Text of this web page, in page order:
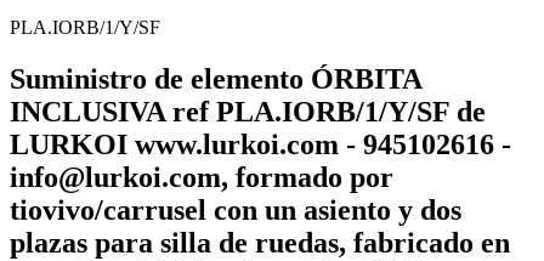
PLA.IORB/1/Y/SF
Suministro de elemento ÓRBITA
INCLUSIVA ref PLA.IORB/1/Y/SF de
LURKOI www.lurkoi.com - 945102616 -
info@lurkoi.com, formado por
tiovivo/carrusel con un asiento y dos
plazas para silla de ruedas, fabricado en